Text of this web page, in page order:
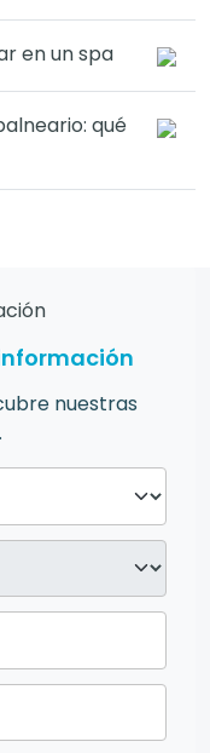
en un spa
qué
nuestras